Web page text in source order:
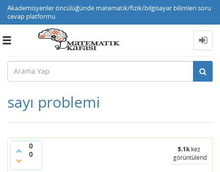
Akademisyenler öncülüğünde matematik/fizik/bilgisayar bilimleri soru
cevap platformu
Toggle
sayı problemi
0
0
5.1kkez
görüntülendi